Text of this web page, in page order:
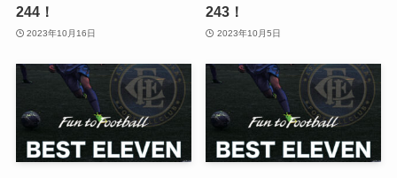
244！
2023年10月16日
243！
2023年10月5日